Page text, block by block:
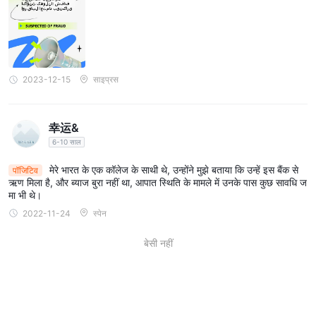
में बैंक की भूमिका में योगदान करती हैं।
6.पहुंचने योग्य ग्राहक सहायता:
ईमेल के माध्यम से पहुंचने योग्य AXIS BANK द्वारा प्रदान की जाने वाली ग्राहक
सहायता, मानक व्यापारिक घंटों के दौरान, सेवा की उत्कृष्टता के प्रति प्रतिबद्धता को
प्रतिबिंबित करती है। लंदन में एक भौतिक कार्यालय और महत्वपूर्ण संपर्क विवरणों की
सीमित शैक्षिक संसाधन और वेबसाइट उपयोगिता की चुनौतियाँ:
AXIS BANK सीमित शैक्षिक संसाधन प्रदान करता है, और उपयोगकर्ताओं को
आधिकारिक वेबसाइट के नेविगेट करने में चुनौतियों का सामना करना पड़ सकता है। यह
सीमा ग्राहकों को संपूर्ण जानकारी तक पहुंचने से रोकती है जो उन्हें उनके बैंकिंग अनुभव
को समझने और उसे अच्छा बनाने में मदद कर सकती है।
2. कुछ अतिरिक्त सेवाओं पर शुल्क लगता है:
जबकि कई सेवाएं मुफ्त में प्रदान की जाती हैं, कुछ अतिरिक्त सेवाएं शुल्क लेती हैं।
2023-12-15 साइप्रस
幸运&
6-10 साल
पॉजिटिव
मेरे भारत के एक कॉलेज के साथी थे, उन्होंने मुझे बताया कि उन्हें इस बैंक से
ऋण मिला है, और ब्याज बुरा नहीं था, आपात स्थिति के मामले में उनके पास कुछ सावधि ज
मा भी थे।
2022-11-24 स्पेन
बेसी नहीं